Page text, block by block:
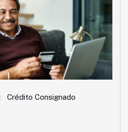
Crédito Consignado